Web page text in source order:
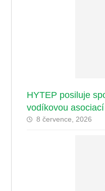
HYTEP posiluje
vodíkovou asociací
8 července, 2026